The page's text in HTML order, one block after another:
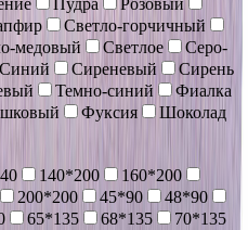
Пудра
Розовый
Светло-горчичный
медовый Светлое
Серо-
Синий Сиреневый
Сирень
Темно-синий
Фиалка
Фуксия
Шоколад
140*200
160*200
200*200 45*90
48*90
65*135 68*135
70*135